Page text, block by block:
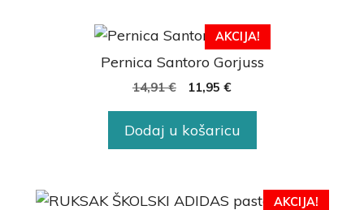
AKCIJA!
Pernica Santoro Gorjuss
14,91€ 11,95 €
Dodaj u košaricu
AKCIJA!